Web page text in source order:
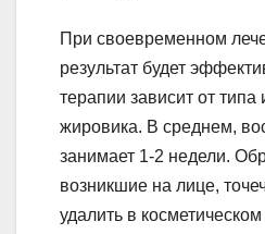
При своевременном
результат будет
терапии зависит от типа
жировика. В среднем,
занимает 1-2 недели.
возникшие на лице,
удалить в